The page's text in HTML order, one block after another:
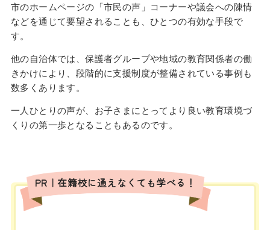
市のホームページの「市民の声」コーナーや議会への陳情
などを通じて要望されることも、ひとつの有効な手段で
す。
他の自治体では、保護者グループや地域の教育関係者の働
きかけにより、段階的に支援制度が整備されている事例も
数多くあります。
一人ひとりの声が、お子さまにとってより良い教育環境づ
くりの第一歩となることもあるのです。
PR｜在籍校に通えなくても学べる！